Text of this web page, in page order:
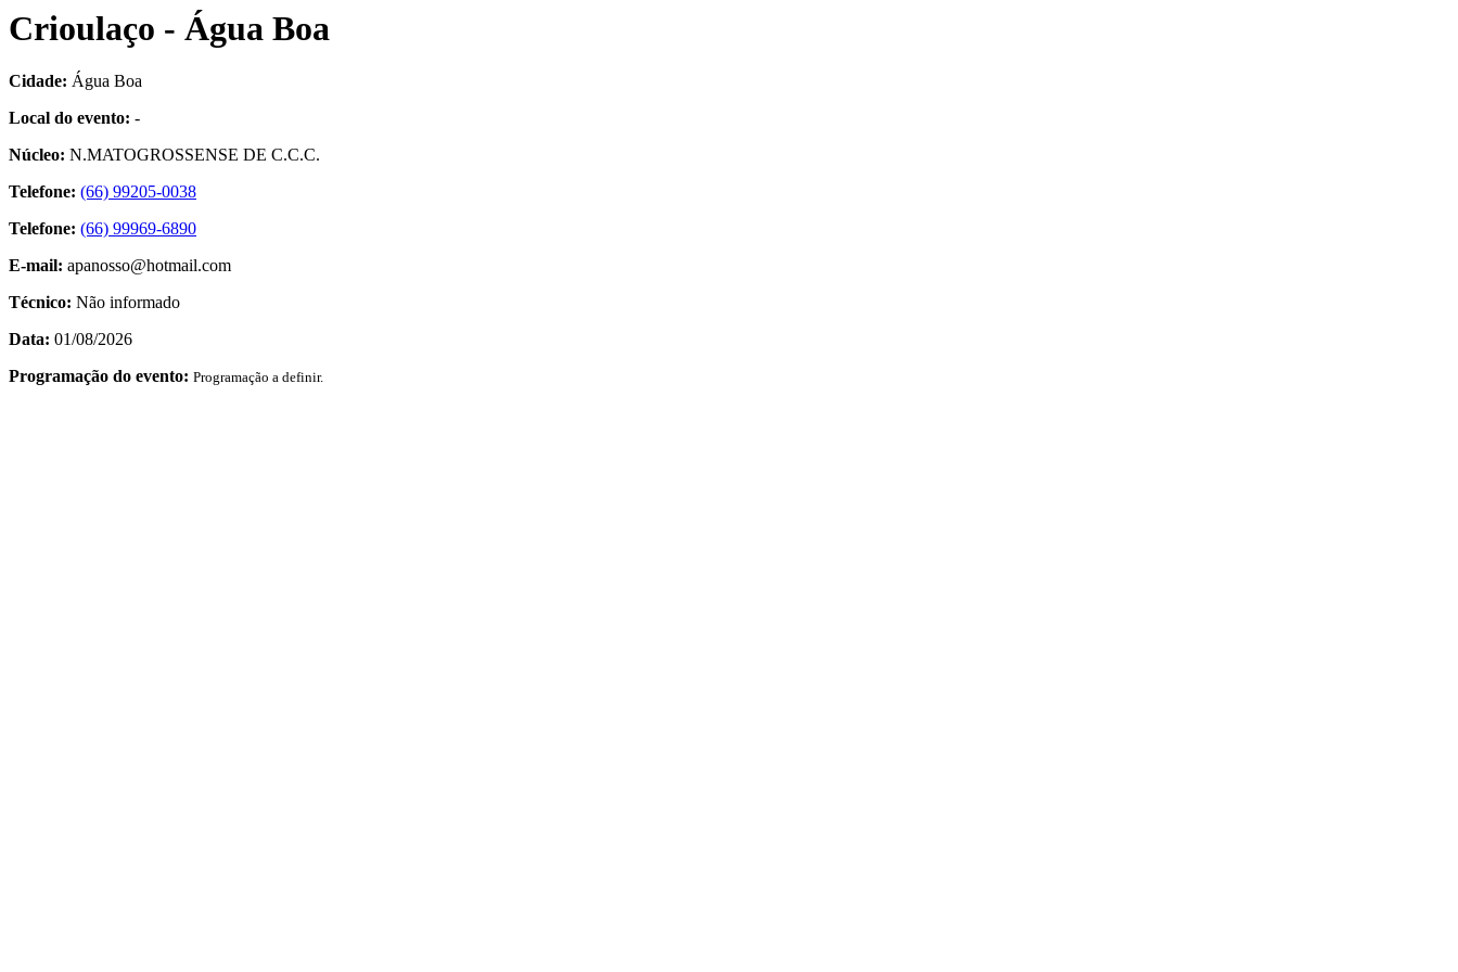
Crioulaço - Água Boa
Cidade: Água Boa
Local do evento: -
Núcleo: N.MATOGROSSENSE DE C.C.C.
Telefone: (66) 99205-0038
Telefone: (66) 99969-6890
E-mail: apanosso@hotmail.com
Técnico: Não informado
Data: 01/08/2026
Programação do evento: Programação a definir.